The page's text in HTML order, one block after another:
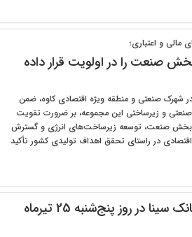
مالی و اعتباری؛
صنعت را در اولویت قرار داده
شهرک صنعتی و منطقه ویژه اقتصادی کاوه، ضمن
صنعتی و زیرساختی این مجموعه، بر ضرورت تقویت
بخش صنعت، توسعه زیرساخت‌های انرژی و گسترش
در راستای تحقق اهداف تولیدی کشور تأکید
فهرست شعب فعال بانک سینا در روز پنج‌شنبه 25 تیرماه